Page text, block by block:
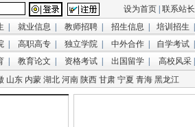
设为首页 联系站长
就业信息 教师招聘 招生信息 培训招生
高职高专 独立学院 中外合作 自学考试
教育论文 资格考试 出国留学 高校风采
山东 内蒙 湖北 河南 陕西 甘肃 宁夏 青海 黑龙江